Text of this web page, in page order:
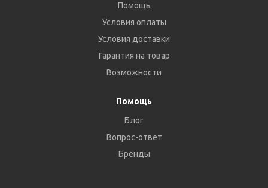
Помощь
Условия оплаты
Условия доставки
Гарантия на товар
Возможности
Помощь
Блог
Вопрос-ответ
Бренды